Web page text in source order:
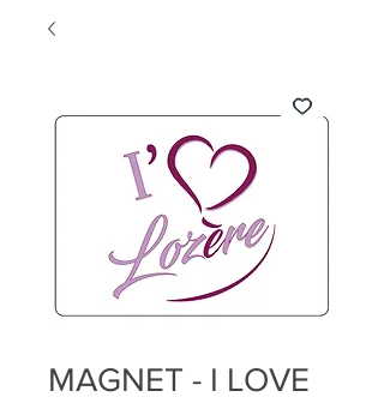
MAGNET - I LOVE